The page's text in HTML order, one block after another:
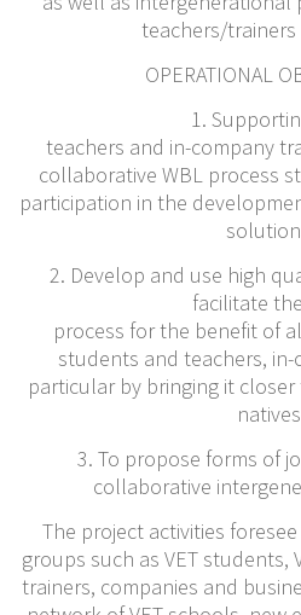
teachers/
OPERATIONAL
1.
teachers and in-company
collaborative WBL process
participation in the
2. Develop and use high
facilitate
process for the benefit of
students and teachers,
particular by bringing it
3. To propose forms of
collaborative
The project activities
groups such as VET students,
trainers, companies and